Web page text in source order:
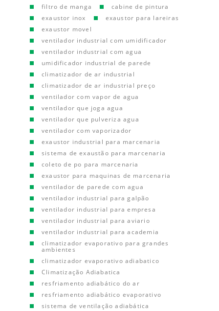
filtro de manga
cabine de pintura
exaustor inox
exaustor para lareiras
exaustor movel
ventilador industrial com umidificador
ventilador industrial com agua
umidificador industrial de parede
climatizador de ar industrial
climatizador de ar industrial preço
ventilador com vapor de agua
ventilador que joga agua
ventilador que pulveriza agua
ventilador com vaporizador
exaustor industrial para marcenaria
sistema de exaustão para marcenaria
coleto de po para marcenaria
exaustor para maquinas de marcenaria
ventilador de parede com agua
ventilador industrial para galpão
ventilador industrial para empresa
ventilador industrial para aviario
ventilador industrial para academia
climatizador evaporativo para grandes
ambientes
climatizador evaporativo adiabatico
Climatização Adiabatica
resfriamento adiabático do ar
resfriamento adiabático evaporativo
sistema de ventilação adiabática